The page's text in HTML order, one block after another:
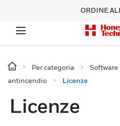
ORDINE
Per categoria Software
antincendio
Licenze
Licenze